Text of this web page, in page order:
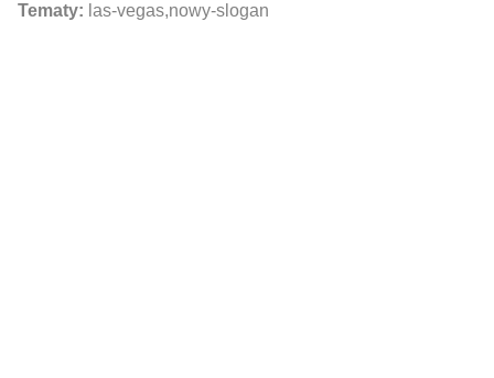
Tematy: las-vegas,nowy-slogan